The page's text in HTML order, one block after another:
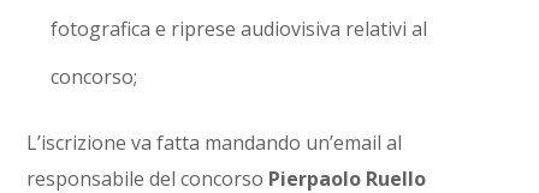
fotografica e riprese audiovisiva relativi al
concorso;
L’iscrizione va fatta mandando un’email al
responsabile del concorso Pierpaolo Ruello